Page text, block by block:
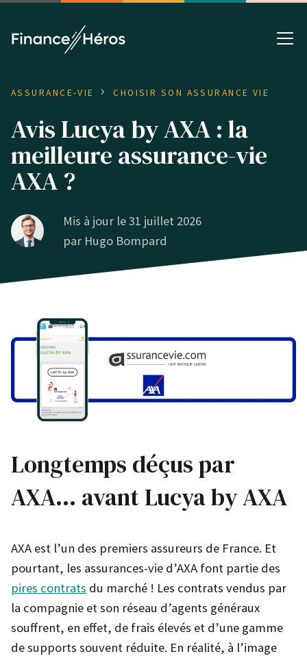
ASSURANCE-VIE CHOISIR SON ASSURANCE VIE
Avis Lucya by AXA : la
meilleure assurance-vie
AXA ?
Mis à jour le 31 juillet 2026
par Hugo Bompard
Longtemps déçus par
AXA… avant Lucya by AXA
AXA est l’un des premiers assureurs de France. Et
pourtant, les assurances-vie d’AXA font partie des
pires contrats du marché ! Les contrats vendus par
la compagnie et son réseau d’agents généraux
souffrent, en effet, de frais élevés et d’une gamme
de supports souvent réduite. En réalité, à l’image